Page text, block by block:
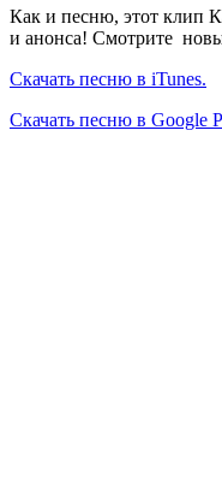
Как и песню, этот клип
и анонса! Смотрите
Скачать песню в iTunes.
Скачать песню в Google